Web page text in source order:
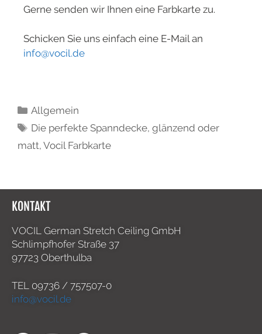
Gerne senden wir Ihnen eine Farbkarte zu.
Schicken Sie uns einfach eine E-Mail an
info@vocil.de
Allgemein
Die perfekte Spanndecke,glänzend oder
matt, Vocil Farbkarte
KONTAKT
VOCIL German Stretch Ceiling GmbH
Schlimpfhofer Straße 37
97723 Oberthulba
TEL 09736 / 757507-0
info@vocil.de